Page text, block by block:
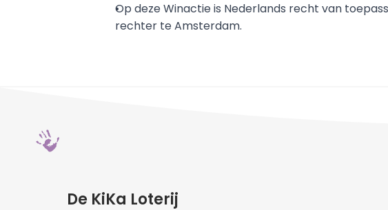
Op deze Winactie is Nederlands recht van
rechter te Amsterdam.
De KiKa Loterij